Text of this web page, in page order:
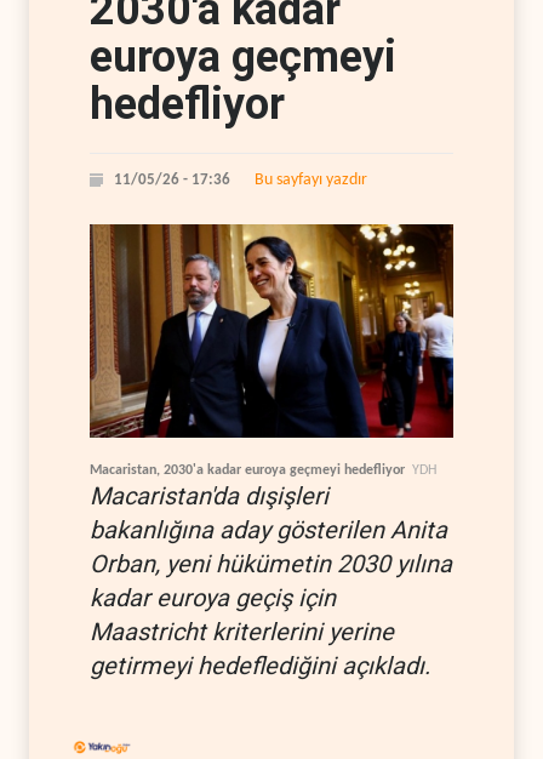
euroya geçmeyi
hedefliyor
11/05/26 - 17:36 Bu sayfayı yazdır
Macaristan, 2030'a kadar euroya geçmeyi hedefliyor YDH
Macaristan'da dışişleri
bakanlığına aday gösterilen Anita
Orban, yeni hükümetin 2030 yılına
kadar euroya geçiş için
Maastricht kriterlerini yerine
getirmeyi hedeflediğini açıkladı.